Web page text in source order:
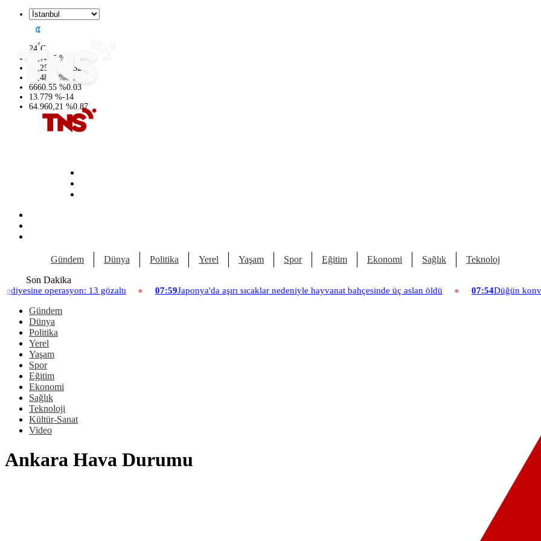
24°C
47,7436 %
0.18
55,2510
0.32
64,4811
%0.38
6660.55 %0.03
13.779 %-14
64.960,21 %0.87
Gündem Dünya Politika Yerel Yaşam Spor Eğitim Ekonomi Sağlık Teknoloji
Son Dakika
operasyon: 13 gözaltı 07:59 Japonya'da aşırı sıcaklar nedeniyle hayvanat bahçesinde üç aslan öldü 07:54 Düğün
Gündem
Dünya
Politika
Yerel
Yaşam
Spor
Eğitim
Ekonomi
Sağlık
Teknoloji
Kültür-Sanat
Video
Ankara Hava Durumu